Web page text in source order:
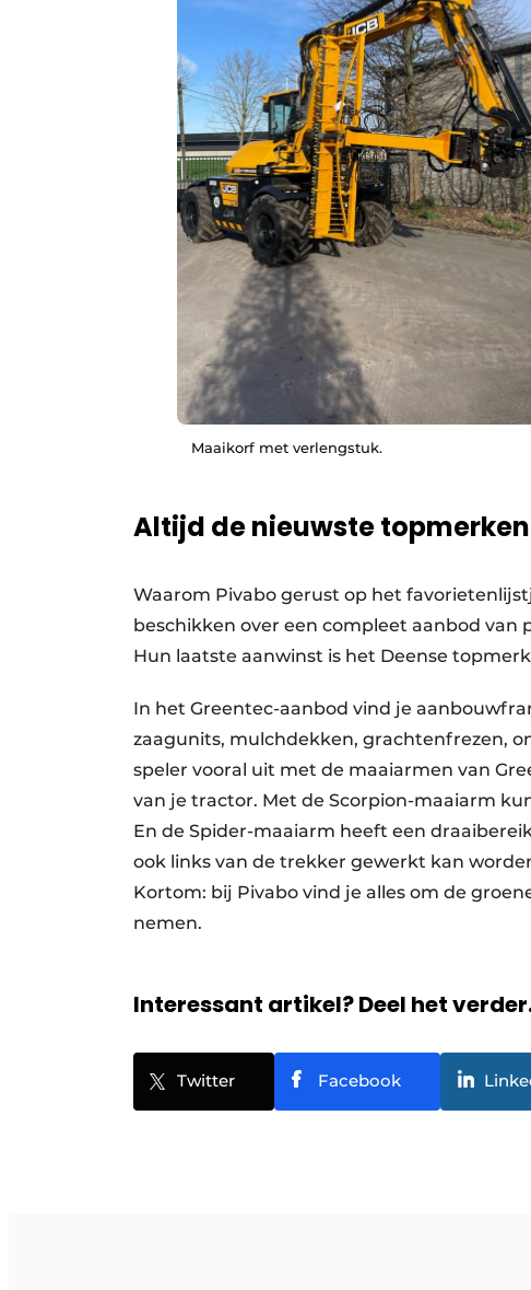
Maaikorf met verlengstuk.
Altijd de nieuwste topmerken
Waarom Pivabo gerust op het
beschikken over een compleet aanbod van
Hun laatste aanwinst is het Deense
In het Greentec-aanbod vind je
zaag­units, mulchdekken, grachtenfrezen,
speler vooral uit met de maaiarmen van
van je tractor. Met de Scorpion-maaiarm
En de Spider-maaiarm heeft een
ook links van de trekker gewerkt kan
Kortom: bij Pivabo vind je alles om de
nemen.
Interessant artikel? Deel het
Twitter Facebook